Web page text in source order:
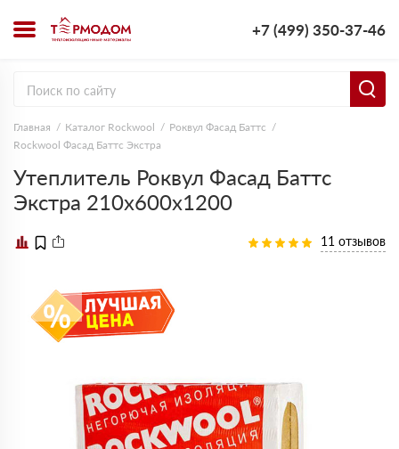
+7 (499) 350-37-46
Главная Каталог Rockwool
Роквул Фасад Баттс
Rockwool Фасад Баттс Экстра
Утеплитель Роквул Фасад Баттс
Экстра 210х600х1200
11 отзывов